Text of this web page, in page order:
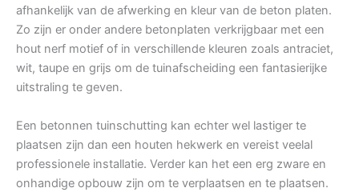
afhankelijk van de afwerking en kleur van de beton platen.
Zo zijn er onder andere betonplaten verkrijgbaar met een
hout nerf motief of in verschillende kleuren zoals antraciet,
wit, taupe en grijs om de tuinafscheiding een fantasierijke
uitstraling te geven.
Een betonnen tuinschutting kan echter wel lastiger te
plaatsen zijn dan een houten hekwerk en vereist veelal
professionele installatie. Verder kan het een erg zware en
onhandige opbouw zijn om te verplaatsen en te plaatsen.